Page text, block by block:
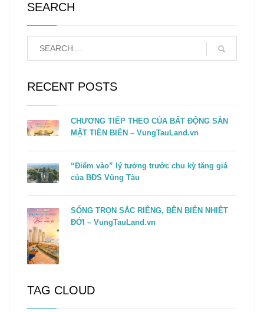
SEARCH
RECENT POSTS
CHƯƠNG TIẾP THEO CỦA BẤT ĐỘNG SẢN
MẶT TIỀN BIỂN – VungTauLand.vn
“Điểm vào” lý tưởng trước chu kỳ tăng giá
của BĐS Vũng Tàu
SỐNG TRỌN SẮC RIÊNG, BÊN BIỂN NHIỆT
ĐỚI – VungTauLand.vn
TAG CLOUD